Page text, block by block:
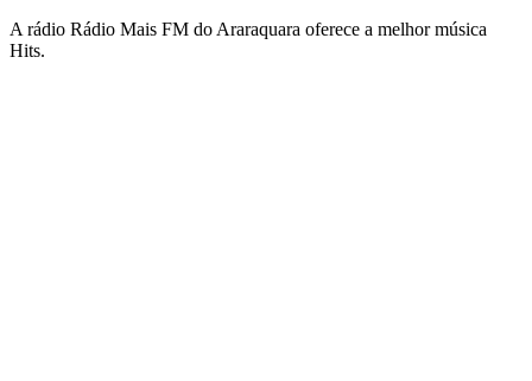
A rádio Rádio Mais FM do Araraquara oferece a melhor música
Hits.